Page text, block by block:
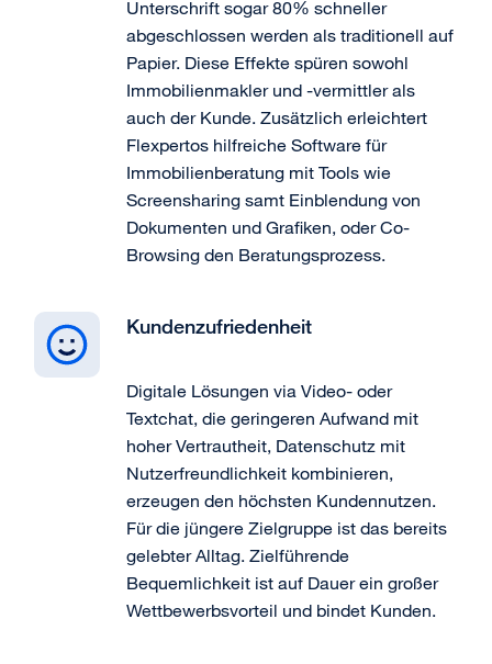
Unterschrift sogar 80% schneller
abgeschlossen werden als traditionell auf
Papier. Diese Effekte spüren sowohl
Immobilienmakler und -vermittler als
auch der Kunde. Zusätzlich erleichtert
Flexpertos hilfreiche Software für
Immobilienberatung mit Tools wie
Screensharing samt Einblendung von
Dokumenten und Grafiken, oder Co-
Browsing den Beratungsprozess.
Kundenzufriedenheit
Digitale Lösungen via Video- oder
Textchat, die geringeren Aufwand mit
hoher Vertrautheit, Datenschutz mit
Nutzerfreundlichkeit kombinieren,
erzeugen den höchsten Kundennutzen.
Für die jüngere Zielgruppe ist das bereits
gelebter Alltag. Zielführende
Bequemlichkeit ist auf Dauer ein großer
Wettbewerbsvorteil und bindet Kunden.